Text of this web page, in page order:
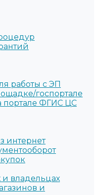
работы с ЭП
госпортале
портале ФГИС ЦС
интернет
владельцах
и